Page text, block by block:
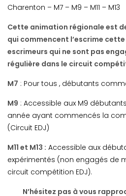
Charenton – M7 – M9 – M11 – M13
Cette animation régionale est
qui commencent l’escrime cette
escrimeurs qui ne sont pas
régulière dans le circuit
M7 : Pour tous , débutants
M9 : Accessible aux M9
année ayant commencés la
(Circuit EDJ)
M11 et M13 : Accessible aux
expérimentés (non engagés de
circuit compétition EDJ).
N’hésitez pas à vous